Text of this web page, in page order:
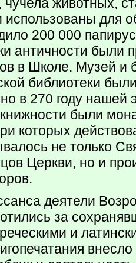
для
200 000
античности были
в Школе. Музей и
библиотеки
в 270 году
были
которых
не только
Церкви, но и
деятели
за
и